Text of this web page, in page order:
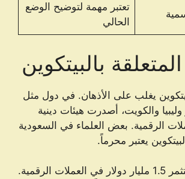
تعتبر مهمة لتوضيح الوضع
الحالي
بالبيتكوين
يغلب على الأذهان. في دول مثل
والكويت، أصدرت هيئات دينية
الرقمية. بعض العلماء في السعودية
يعتبر محرماً.
إيلون ماسك استثمر 1.5 مليار دولار في العملات الرقمية.